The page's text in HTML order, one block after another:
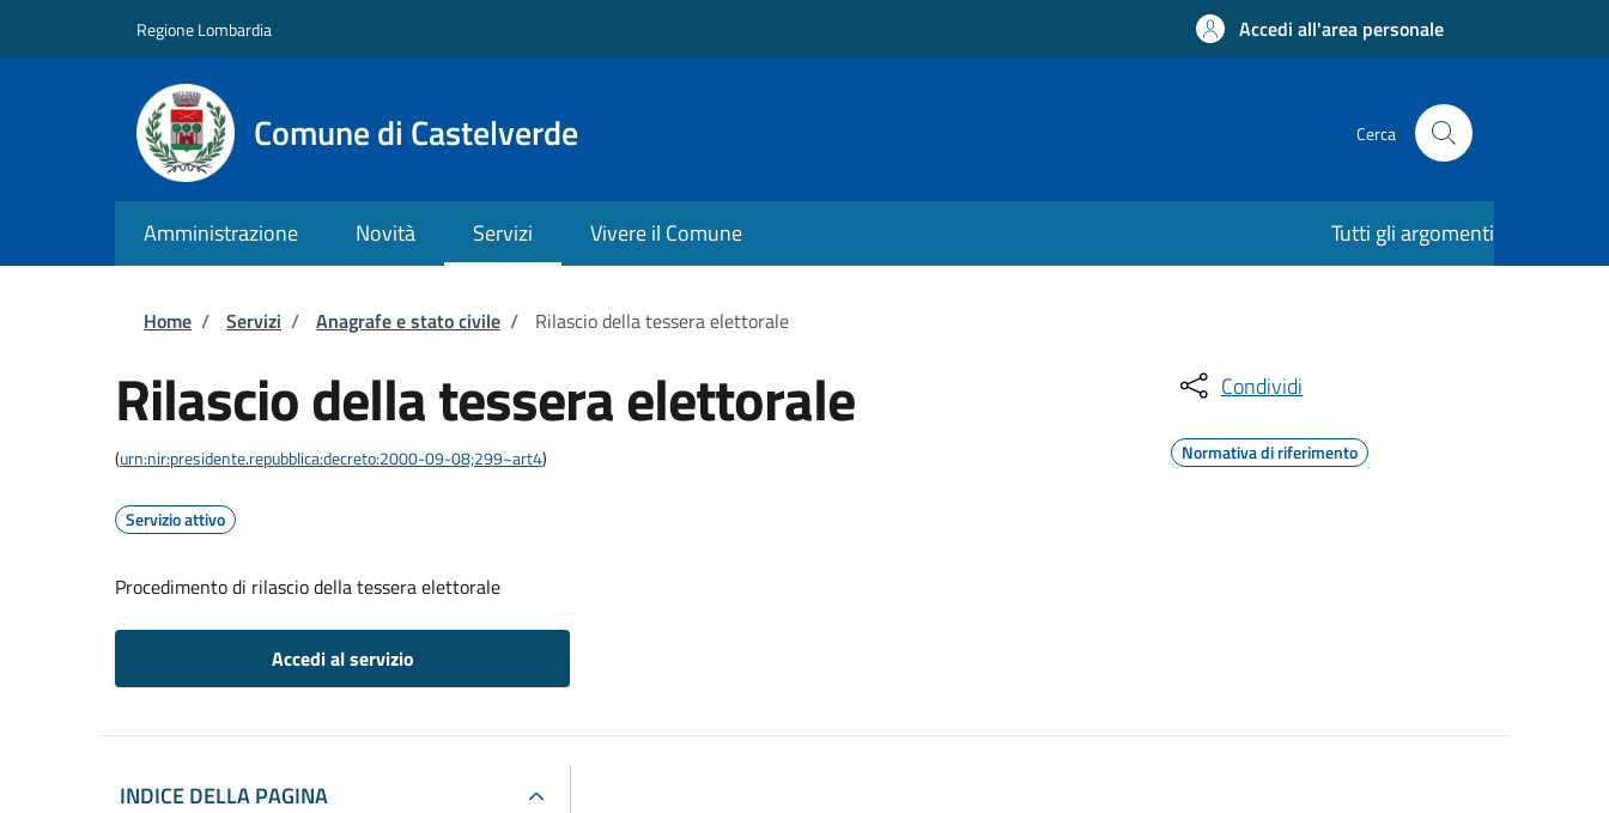
Regione Lombardia Accedi all'area personale
Comune di Castelverde Cerca
Amministrazione Novità Servizi Vivere il Comune Tutti gli argomenti
Briciole di pane
Home / Servizi / Anagrafe e stato civile / Rilascio della tessera elettorale
Rilascio della tessera elettorale
(urn:nir:presidente.repubblica:decreto:2000-09-08;299~art4)
Servizio attivo
Procedimento di rilascio della tessera elettorale
Accedi al servizio
Condividi
Normativa di riferimento
INDICE DELLA PAGINA